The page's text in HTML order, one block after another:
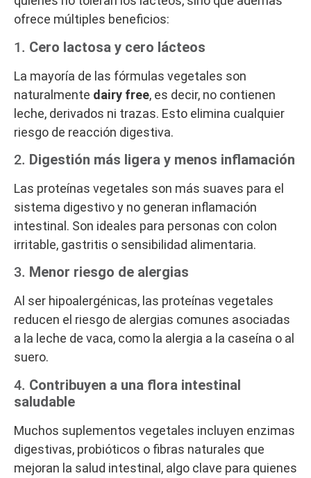
ofrece múltiples beneficios:
1. Cero lactosa y cero lácteos
La mayoría de las fórmulas vegetales son
naturalmente dairy free, es decir, no contienen
leche, derivados ni trazas. Esto elimina cualquier
riesgo de reacción digestiva.
2. Digestión más ligera y menos inflamación
Las proteínas vegetales son más suaves para el
sistema digestivo y no generan inflamación
intestinal. Son ideales para personas con colon
irritable, gastritis o sensibilidad alimentaria.
3. Menor riesgo de alergias
Al ser hipoalergénicas, las proteínas vegetales
reducen el riesgo de alergias comunes asociadas
a la leche de vaca, como la alergia a la caseína o al
suero.
4. Contribuyen a una flora intestinal
saludable
Muchos suplementos vegetales incluyen enzimas
digestivas, probióticos o fibras naturales que
mejoran la salud intestinal, algo clave para quienes